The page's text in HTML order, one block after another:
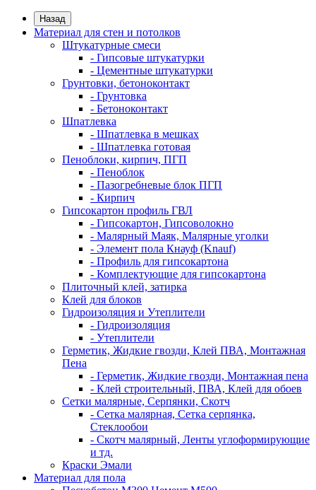
Назад
Материал для стен и потолков
Штукатурные смеси
- Гипсовые штукатурки
- Цементные штукатурки
Грунтовки, бетоноконтакт
- Грунтовка
- Бетоноконтакт
Шпатлевка
- Шпатлевка в мешках
- Шпатлевка готовая
Пеноблоки, кирпич, ПГП
- Пеноблок
- Пазогребневые блок ПГП
- Кирпич
Гипсокартон профиль ГВЛ
- Гипсокартон, Гипсоволокно
- Малярный Маяк, Малярные уголки
- Элемент пола Кнауф (Knauf)
- Профиль для гипсокартона
- Комплектующие для гипсокартона
Плиточный клей, затирка
Клей для блоков
Гидроизоляция и Утеплители
- Гидроизоляция
- Утеплители
Герметик, Жидкие гвозди, Клей ПВА, Монтажная
Пена
- Герметик, Жидкие гвозди, Монтажная пена
- Клей строительный, ПВА, Клей для обоев
Сетки малярные, Серпянки, Скотч
- Сетка малярная, Сетка серпянка,
Стеклообои
- Скотч малярный, Ленты углоформирующие
и тд.
Краски Эмали
Материал для пола